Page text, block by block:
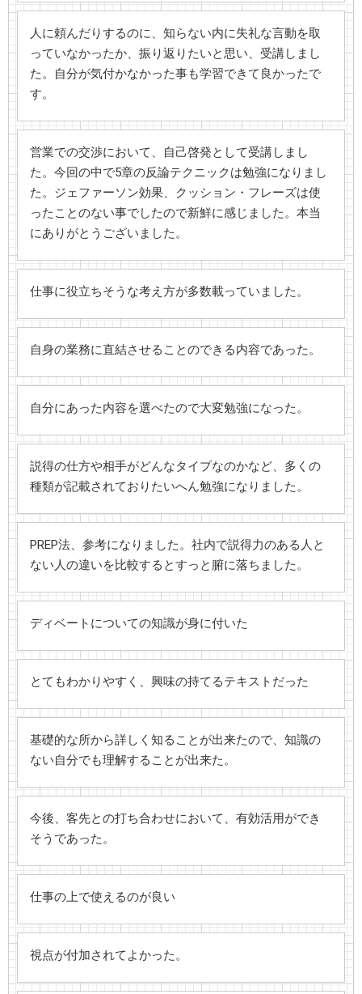
人に頼んだりするのに、知らない内に失礼な言動を取
っていなかったか、振り返りたいと思い、受講しまし
た。自分が気付かなかった事も学習できて良かったで
す。
営業での交渉において、自己啓発として受講しまし
た。今回の中で5章の反論テクニックは勉強になりまし
た。ジェファーソン効果、クッション・フレーズは使
ったことのない事でしたので新鮮に感じました。本当
にありがとうございました。
仕事に役立ちそうな考え方が多数載っていました。
自身の業務に直結させることのできる内容であった。
自分にあった内容を選べたので大変勉強になった。
説得の仕方や相手がどんなタイプなのかなど、多くの
種類が記載されておりたいへん勉強になりました。
PREP法、参考になりました。社内で説得力のある人と
ない人の違いを比較するとすっと腑に落ちました。
ディベートについての知識が身に付いた
とてもわかりやすく、興味の持てるテキストだった
基礎的な所から詳しく知ることが出来たので、知識の
ない自分でも理解することが出来た。
今後、客先との打ち合わせにおいて、有効活用ができ
そうであった。
仕事の上で使えるのが良い
視点が付加されてよかった。